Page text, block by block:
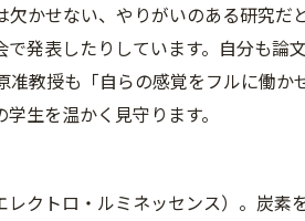
かせない、やりがいのある研究だ
発表したりしています。自分も論
教授も「自らの感覚をフルに働か
生を温かく見守ります。
クトロ・ルミネッセンス）。炭素